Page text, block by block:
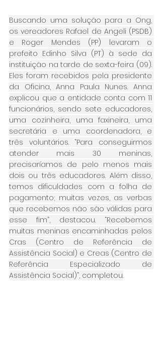
Buscando uma solução para a Ong,
os vereadores Rafael de Angeli (PSDB)
e Roger Mendes (PP) levaram o
prefeito Edinho Silva (PT) à sede da
instituição na tarde de sexta-feira (09).
Eles foram recebidos pela presidente
da Oficina, Anna Paula Nunes. Anna
explicou que a entidade conta com 11
funcionários, sendo sete educadores,
uma cozinheira, uma faxineira, uma
secretária e uma coordenadora, e
três voluntários. “Para conseguirmos
atender mais 30 meninas,
precisaríamos de pelo menos mais
dois ou três educadores. Além disso,
temos dificuldades com a folha de
pagamento; muitas vezes, as verbas
que recebemos não são válidas para
esse fim”, destacou. “Recebemos
muitas meninas encaminhadas pelos
Cras (Centro de Referência de
Assistência Social) e Creas (Centro de
Referência Especializado de
Assistência Social)”, completou.